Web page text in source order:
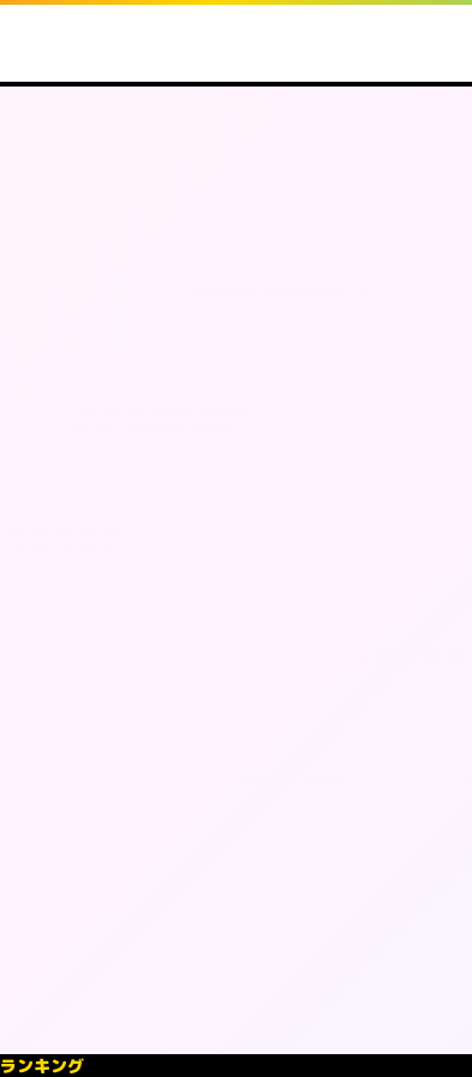
ランキング